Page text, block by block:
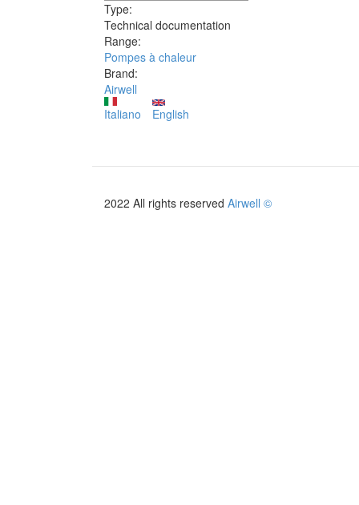
Type:
Technical documentation
Range:
Pompes à chaleur
Brand:
Airwell
Italiano
English
2022 All rights reserved Airwell ©